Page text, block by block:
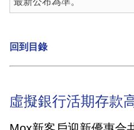
回到目錄
虛擬銀行活期存款